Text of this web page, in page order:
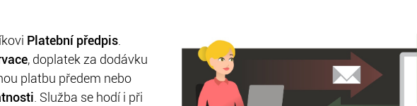
Platební předpis
, doplatek za dodávku
platbu předem nebo
. Služba se hodí i při